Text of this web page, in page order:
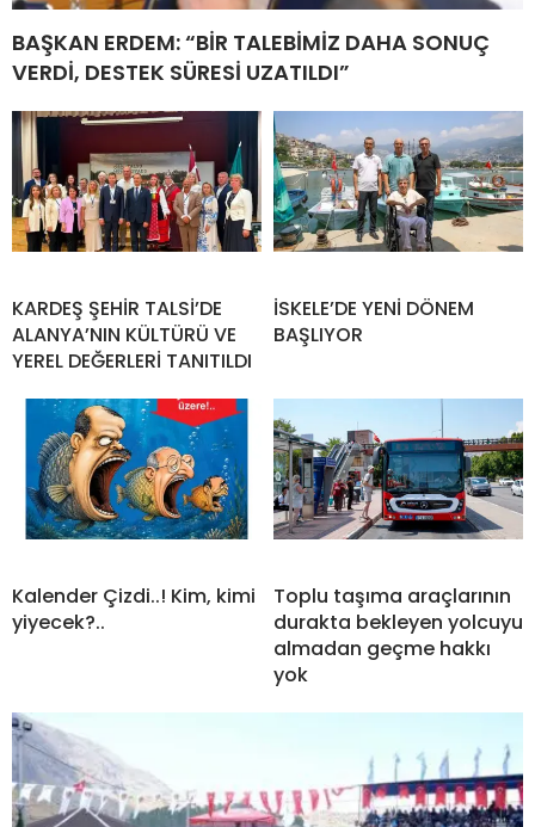
BAŞKAN ERDEM: “BİR TALEBİMİZ DAHA SONUÇ
VERDİ, DESTEK SÜRESİ UZATILDI”
KARDEŞ ŞEHİR TALSİ’DE
ALANYA’NIN KÜLTÜRÜ VE
YEREL DEĞERLERİ TANITILDI
İSKELE’DE YENİ DÖNEM
BAŞLIYOR
Kalender Çizdi..! Kim, kimi
yiyecek?..
Toplu taşıma araçlarının
durakta bekleyen yolcuyu
almadan geçme hakkı
yok